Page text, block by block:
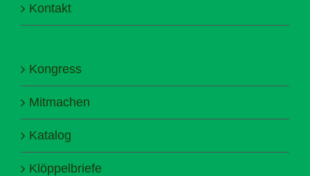
Kontakt
Kongress
Mitmachen
Katalog
Klöppelbriefe